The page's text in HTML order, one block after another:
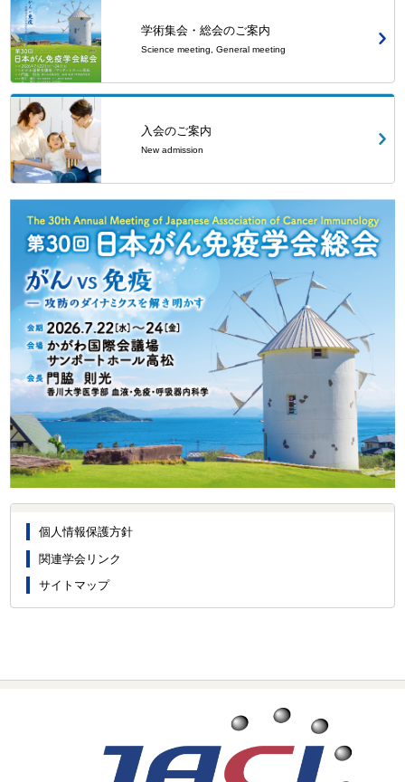
学術集会・総会のご案内
Science meeting, General meeting
入会のご案内
New admission
個人情報保護方針
関連学会リンク
サイトマップ